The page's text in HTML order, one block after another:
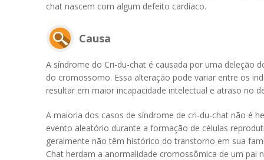
chat nascem com algum defeito cardíaco.
Causa
A síndrome do Cri-du-chat é causada por uma
do cromossomo. Essa alteração pode variar entre os
resultar em maior incapacidade intelectual e atraso no
A maioria dos casos de síndrome de cri-du-chat não é
evento aleatório durante a formação de células
geralmente não têm histórico do transtorno em sua
Chat herdam a anormalidade cromossômica de um pai